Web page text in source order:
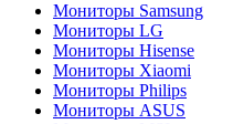
Мониторы Samsung
Мониторы LG
Мониторы Hisense
Мониторы Xiaomi
Мониторы Philips
Мониторы ASUS